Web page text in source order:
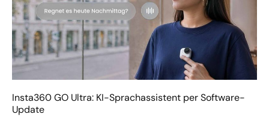
Insta360 GO Ultra: KI-Sprachassistent per Software-
Update